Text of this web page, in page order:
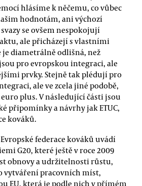
hlásíme k něčemu, co vůbec
hodnotám, ani výchozí
se ovšem nespokojují
ale přicházejí s vlastními
je diametrálně odlišná, než
pro evropskou integraci, ale
prvky. Stejně tak plédují pro
ale ve zcela jiné podobě,
plus. V následující části jsou
připomínky a návrhy jak ETUC,
kováků.
federace kováků uvádí
G20, které ještě v roce 2009
obnovy a udržitelnosti růstu,
vytváření pracovních míst,
EU, která je podle nich v přímém